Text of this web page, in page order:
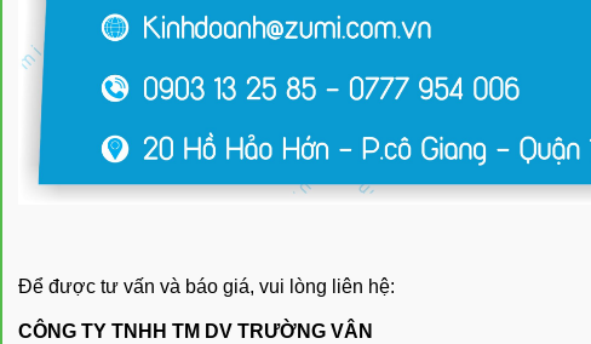
Để được tư vấn và báo giá, vui lòng liên hệ:
CÔNG TY TNHH TM DV TRƯỜNG VÂN